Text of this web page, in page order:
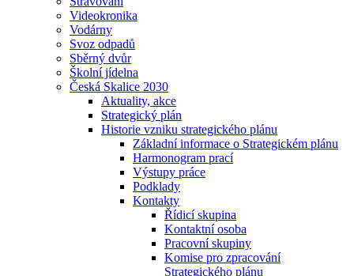
Videokronika
Vodárny
Svoz odpadů
Sběrný dvůr
Školní jídelna
Česká Skalice 2030
Aktuality, akce
Strategický plán
Historie vzniku strategického plánu
Základní informace o Strategickém plánu
Harmonogram prací
Výstupy práce
Podklady
Kontakty
Řídicí skupina
Kontaktní osoba
Pracovní skupiny
Komise pro zpracování
Strategického plánu